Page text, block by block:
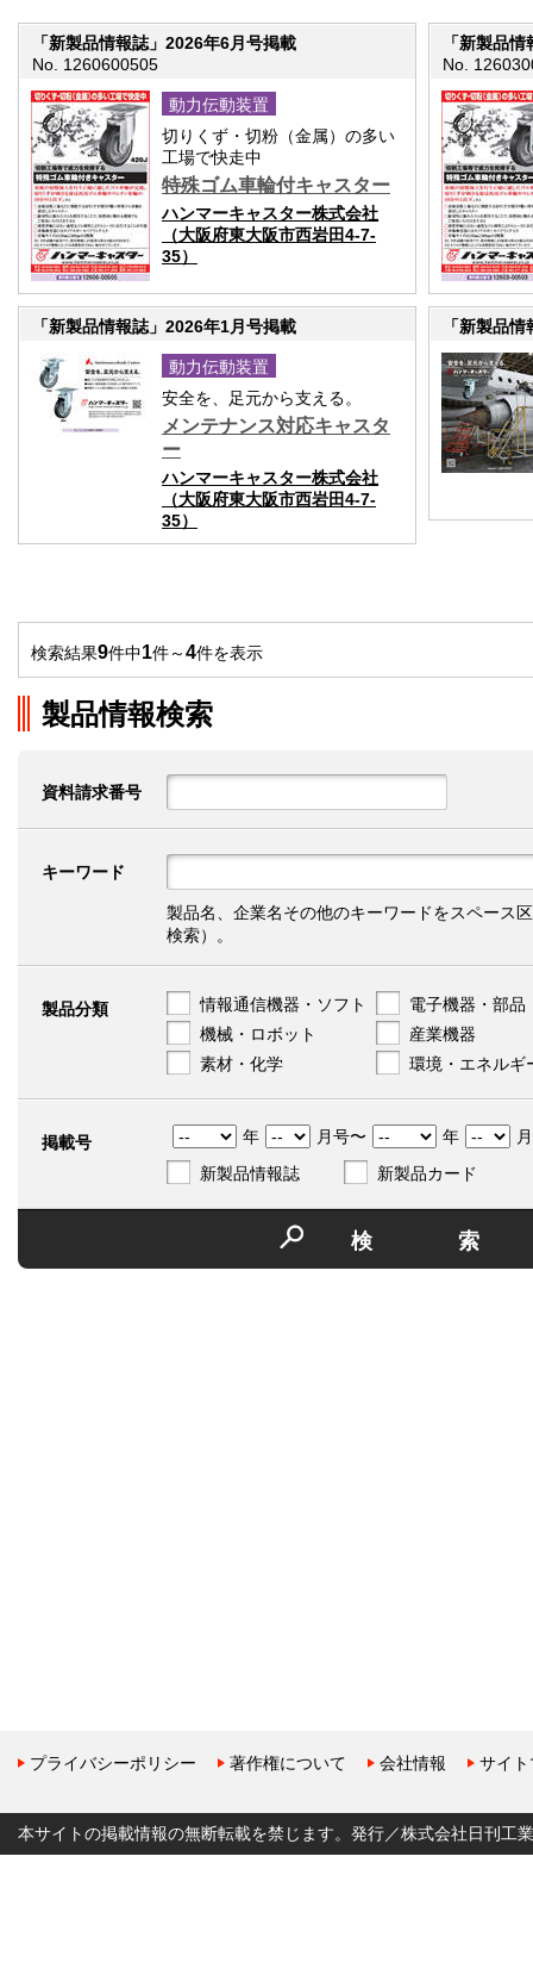
「新製品情報誌」2026年6月号掲載
No. 1260600505
動力伝動装置
切りくず・切粉（金属）の多い
工場で快走中
特殊ゴム車輪付キャスター
ハンマーキャスター株式会社
（大阪府東大阪市西岩田4-7-
35）
「新製品
No.
「新製品情報誌」2026年1月号掲載
動力伝動装置
安全を、足元から支える。
メンテナンス対応キャスタ
ー
ハンマーキャスター株式会社
（大阪府東大阪市西岩田4-7-
35）
「新製品
検索結果9件中1件～4件を表示
製品情報検索
資料請求番号
キーワード
製品名、企業名その他のキーワードをスペース
検索）。
製品分類 情報通信機器・ソフト
電子機器・部品
機械・ロボット
産業機器
素材・化学
環境・エネルギ
掲載号 年 月号〜 年
新製品情報誌
新製品カード
検
プライバシーポリシー 著作権について 会社情報 サイ
本サイトの掲載情報の無断転載を禁じます。発行／株式会社日刊